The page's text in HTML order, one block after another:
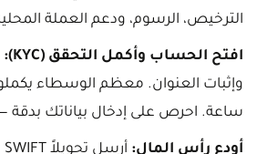
الترخيص، الرسوم، ودعم العملة
افتح الحساب وأكمل التحقق (KYC):
ساعة. احرص على إدخال بياناتك بدقة —
أودع رأس المال: